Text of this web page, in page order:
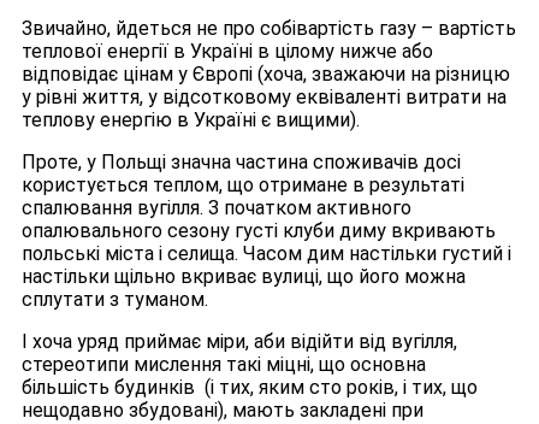
Звичайно, йдеться не про собівартість газу – вартість
теплової енергії в Україні в цілому нижче або
відповідає цінам у Європі (хоча, зважаючи на різницю
у рівні життя, у відсотковому еквіваленті витрати на
теплову енергію в Україні є вищими).
Проте, у Польщі значна частина споживачів досі
користується теплом, що отримане в результаті
спалювання вугілля. З початком активного
опалювального сезону густі клуби диму вкривають
польські міста і селища. Часом дим настільки густий і
настільки щільно вкриває вулиці, що його можна
сплутати з туманом.
І хоча уряд приймає міри, аби відійти від вугілля,
стереотипи мислення такі міцні, що основна
більшість будинків (і тих, яким сто років, і тих, що
нещодавно збудовані), мають закладені при